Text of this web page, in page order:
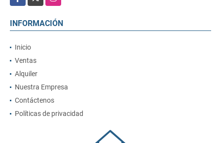
INFORMACIÓN
Inicio
Ventas
Alquiler
Nuestra Empresa
Contáctenos
Políticas de privacidad